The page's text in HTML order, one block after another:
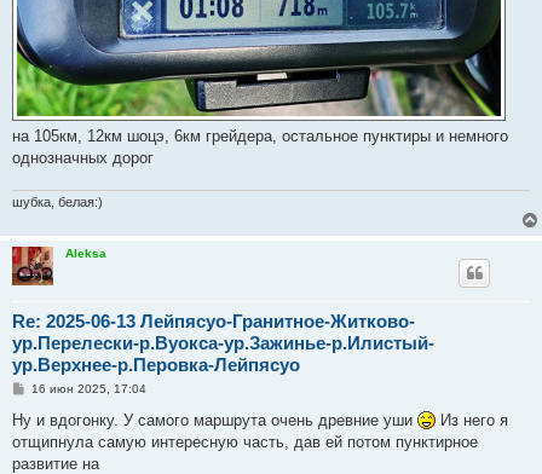
на 105км, 12км шоцэ, 6км грейдера, остальное пунктиры и немного
однозначных дорог
шубка, белая:)
Aleksa
Re: 2025-06-13 Лейпясуо-Гранитное-Житково-
ур.Перелески-р.Вуокса-ур.Зажинье-р.Илистый-
ур.Верхнее-р.Перовка-Лейпясуо
С
о
б
щ
е
16 июн 2025, 17:04
Ну и вдогонку. У самого маршрута очень древние уши
Из него я
отщипнула самую интересную часть, дав ей потом пунктирное
развитие на